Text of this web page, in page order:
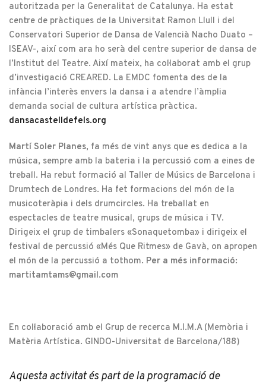
autoritzada per la Generalitat de Catalunya. Ha estat
centre de pràctiques de la Universitat Ramon Llull i del
Conservatori Superior de Dansa de Valencià Nacho Duato –
ISEAV-, així com ara ho serà del centre superior de dansa de
l’Institut del Teatre. Així mateix, ha col·laborat amb el grup
d’investigació CREARED. La EMDC fomenta des de la
infància l’interès envers la dansa i a atendre l’àmplia
demanda social de cultura artística pràctica.
dansacastelldefels.org
Martí Soler Planes, fa més de vint anys que es dedica a la
música, sempre amb la bateria i la percussió com a eines de
treball. Ha rebut formació al Taller de Músics de Barcelona i
Drumtech de Londres. Ha fet formacions del món de la
musicoteràpia i dels drumcircles. Ha treballat en
espectacles de teatre musical, grups de música i TV.
Dirigeix el grup de timbalers «Sonaquetomba» i dirigeix el
festival de percussió «Més Que Ritmes» de Gavà, on apropen
el món de la percussió a tothom. Per a més informació:
martitamtams@gmail.com
En col·laboració amb el Grup de recerca M.I.M.A (Memòria i
Matèria Artística. GINDO-Universitat de Barcelona/188)
Aquesta activitat és part de la programació de